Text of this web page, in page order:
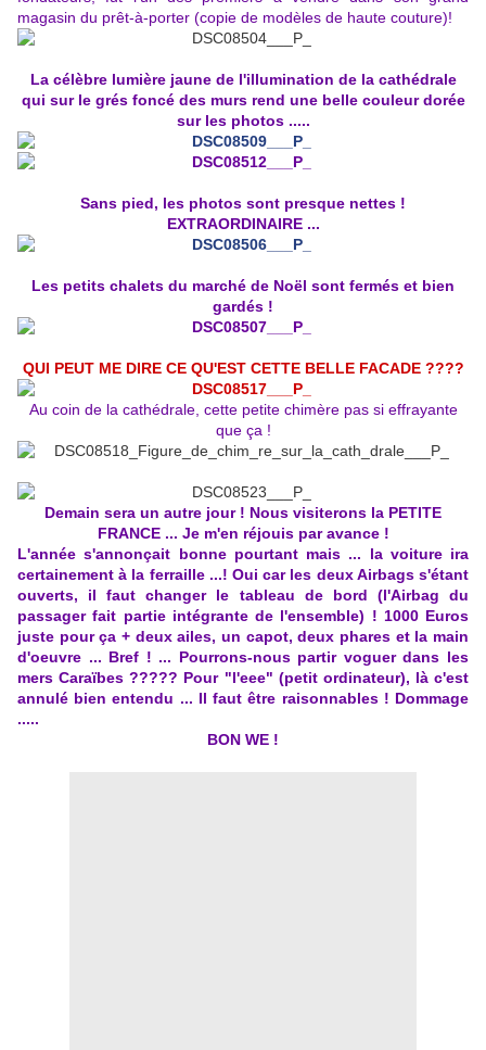
magasin du prêt-à-porter (copie de modèles de haute couture)!
La célèbre lumière jaune de l'illumination de la cathédrale
qui sur le grés foncé des murs rend une belle couleur dorée
sur les photos .....
Sans pied, les photos sont presque nettes !
EXTRAORDINAIRE ...
Les petits chalets du marché de Noël sont fermés et bien
gardés !
QUI PEUT ME DIRE CE QU'EST CETTE BELLE FACADE ????
Au coin de la cathédrale, cette petite chimère pas si effrayante
que ça !
Demain sera un autre jour ! Nous visiterons la PETITE
FRANCE ... Je m'en réjouis par avance !
L'année s'annonçait bonne pourtant mais ... la voiture ira
certainement à la ferraille ...! Oui car les deux Airbags s'étant
ouverts, il faut changer le tableau de bord (l'Airbag du
passager fait partie intégrante de l'ensemble) ! 1000 Euros
juste pour ça + deux ailes, un capot, deux phares et la main
d'oeuvre ... Bref ! ... Pourrons-nous partir voguer dans les
mers Caraïbes ????? Pour "l'eee" (petit ordinateur), là c'est
annulé bien entendu ... Il faut être raisonnables ! Dommage
.....
BON WE !